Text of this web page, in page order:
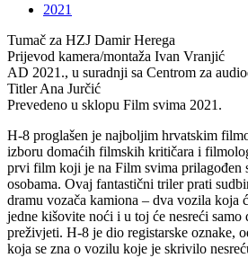
2021
Tumač za HZJ Damir Herega
Prijevod kamera/montaža Ivan Vranjić
AD 2021., u suradnji sa Centrom za
TitlerAna Jurčić
Prevedeno u sklopu Film svima 2021.
H-8 proglašen je najboljim hrvatskim
izboru domaćih filmskih kritičara i
prvi film koji je na Film svima prilagođen
osobama. Ovaj fantastični triler prati
dramu vozača kamiona – dva vozila koja
jedne kišovite noći i u toj će nesreći samo
preživjeti. H-8 je dio registarske oznake,
koja se zna o vozilu koje je skrivilo